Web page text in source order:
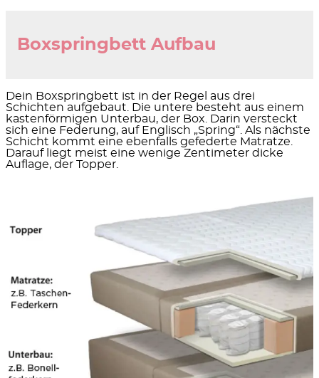
Boxspringbett Aufbau
Dein Boxspringbett ist in der Regel aus drei
Schichten aufgebaut. Die untere besteht aus einem
kastenförmigen Unterbau, der Box. Darin versteckt
sich eine Federung, auf Englisch „Spring“. Als nächste
Schicht kommt eine ebenfalls gefederte Matratze.
Darauf liegt meist eine wenige Zentimeter dicke
Auflage, der Topper.